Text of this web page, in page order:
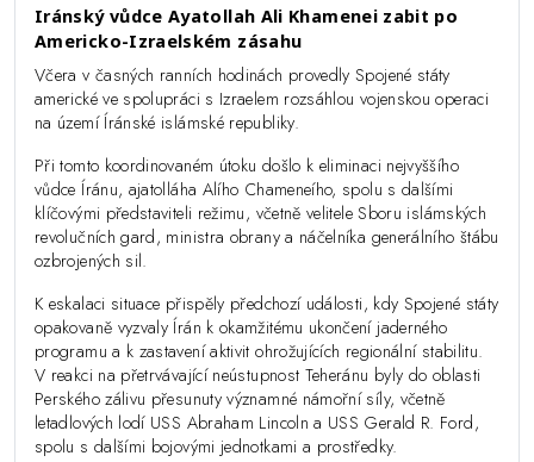
Iránský vůdce Ayatollah Ali Khamenei zabit po
Americko-Izraelském zásahu
Včera v časných ranních hodinách provedly Spojené státy
americké ve spolupráci s Izraelem rozsáhlou vojenskou operaci
na území Íránské islámské republiky.
Při tomto koordinovaném útoku došlo k eliminaci nejvyššího
vůdce Íránu, ajatolláha Alího Chameneího, spolu s dalšími
klíčovými představiteli režimu, včetně velitele Sboru islámských
revolučních gard, ministra obrany a náčelníka generálního štábu
ozbrojených sil.
K eskalaci situace přispěly předchozí události, kdy Spojené státy
opakovaně vyzvaly Írán k okamžitému ukončení jaderného
programu a k zastavení aktivit ohrožujících regionální stabilitu.
V reakci na přetrvávající neústupnost Teheránu byly do oblasti
Perského zálivu přesunuty významné námořní síly, včetně
letadlových lodí USS Abraham Lincoln a USS Gerald R. Ford,
spolu s dalšími bojovými jednotkami a prostředky.